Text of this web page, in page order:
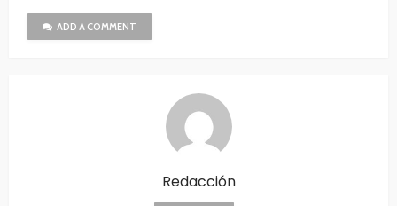
ADD A COMMENT
Redacción